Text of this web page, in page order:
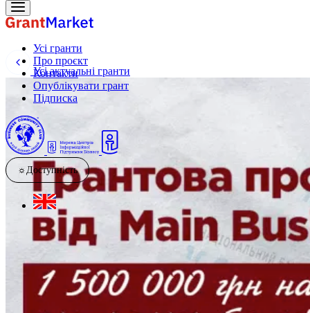
Усі гранти
Про проєкт
Контакти
Опублікувати грант
Підписка
☼ Доступність
Усі актуальні гранти